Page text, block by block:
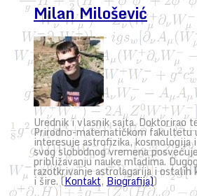
Milan Milošević
Urednik i vlasnik sajta. Doktorirao
Prirodno-matematičkom fakultetu
interesuje astrofizika, kosmologija
svog slobodnog vremena
približavanju nauke mladima.
razotkrivanje astrolagarija i ostalih
i šire. (Kontakt, Biografija))